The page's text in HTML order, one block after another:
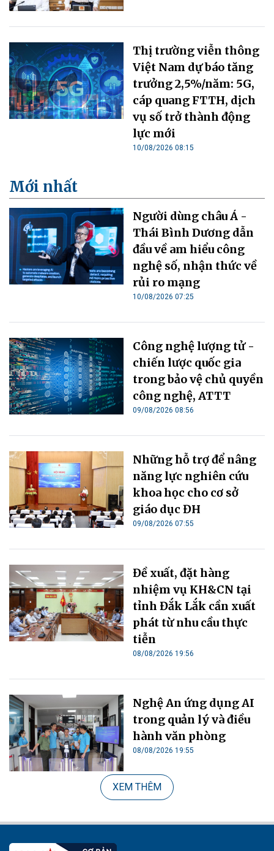
Thị trường viễn thông
Việt Nam dự báo tăng
trưởng 2,5%/năm: 5G,
cáp quang FTTH, dịch
vụ số trở thành động
lực mới
10/08/2026 08:15
Mới nhất
Người dùng châu Á -
Thái Bình Dương dẫn
đầu về am hiểu công
nghệ số, nhận thức về
rủi ro mạng
10/08/2026 07:25
Công nghệ lượng tử -
chiến lược quốc gia
trong bảo vệ chủ quyền
công nghệ, ATTT
09/08/2026 08:56
Những hỗ trợ để nâng
năng lực nghiên cứu
khoa học cho cơ sở
giáo dục ĐH
09/08/2026 07:55
Đề xuất, đặt hàng
nhiệm vụ KH&CN tại
tỉnh Đắk Lắk cần xuất
phát từ nhu cầu thực
tiễn
08/08/2026 19:56
Nghệ An ứng dụng AI
trong quản lý và điều
hành văn phòng
08/08/2026 19:55
XEM THÊM